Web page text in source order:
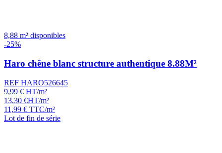
8,88 m² disponibles
-25%
Haro chêne blanc structure authentique 8.88M²
REF HARO526645
9,99 € HT/m²
13,30 €HT/m²
11,99 € TTC/m²
Lot de fin de série